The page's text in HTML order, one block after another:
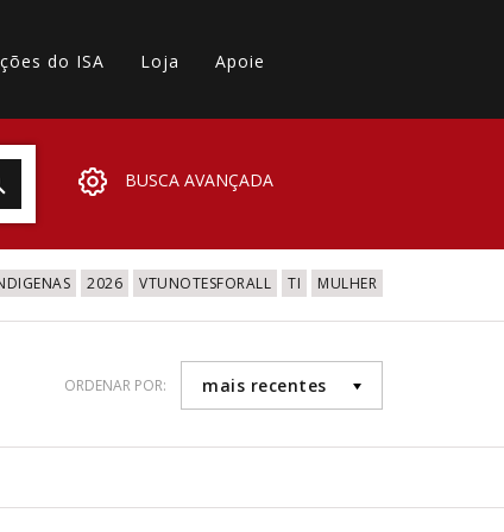
do ISA Loja Apoie
BUSCA AVANÇADA
2026 VTUNOTESFORALL TI MULHER
ORDENAR POR: mais recentes